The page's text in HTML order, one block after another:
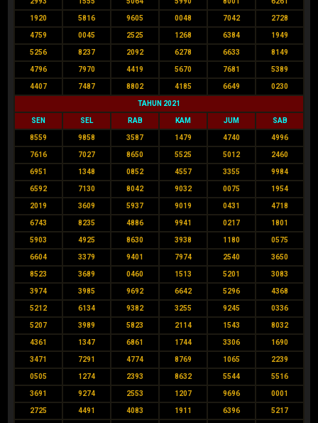
1920 5816 9605 0048 7042 2728
4759 0045 2525 1268 6384 1949
5256 8237 2092 6278 6633 8149
4796 7970 4419 5670 7681 5389
4407 7487 8802 4185 6649 0230
TAHUN 2021
SEN SEL RAB KAM JUM SAB
8559 9858 3587 1479 4740 4996
7616 7027 8650 5525 5012 2460
6951 1348 0852 4557 3355 9984
6592 7130 8042 9032 0075 1954
2019 3609 5937 9019 0431 4718
6743 8235 4886 9941 0217 1801
5903 4925 8630 3938 1180 0575
6604 3379 9401 7974 2540 3650
8523 3689 0460 1513 5201 3083
3974 3985 9692 6642 5296 4368
5212 6134 9382 3255 9245 0336
5207 3989 5823 2114 1543 8032
4361 1347 6861 1744 3306 1690
3471 7291 4774 8769 1065 2239
0505 1274 2393 8632 5544 5516
3691 9274 2553 1207 9696 0001
2725 4491 4083 1911 6396 5217